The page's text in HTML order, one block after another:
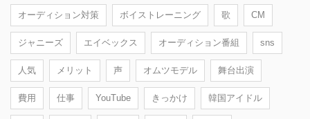
オーディション対策 ボイストレーニング 歌 CM
ジャニーズ エイベックス オーディション番組 sns
人気 メリット 声 オムツモデル 舞台出演
費用 仕事 YouTube きっかけ 韓国アイドル